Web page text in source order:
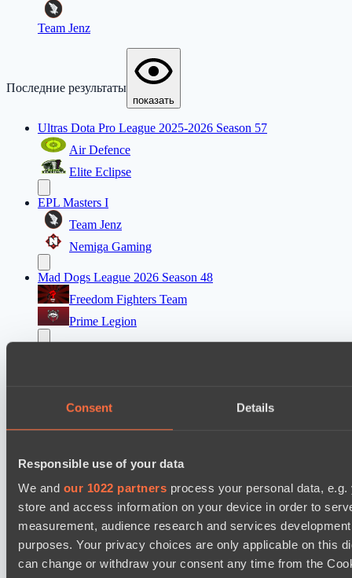
Consent Details
Responsible use of your data
We and our 1022 partners process your personal data,
store and access information on your device in order to
measurement, audience research and services
purposes. Your privacy choices are only applicable on this
can change or withdraw your consent any time from the
Team Jenz
Последние результаты
показать
Ultras Dota Pro League 2025-2026 Season 57
Air Defence
Elite Eclipse
EPL Masters I
Team Jenz
Nemiga Gaming
Mad Dogs League 2026 Season 48
Freedom Fighters Team
Prime Legion
Asgard Championship Season 1
Level Up
EPL Masters I
Power Rangers
Team Jenz